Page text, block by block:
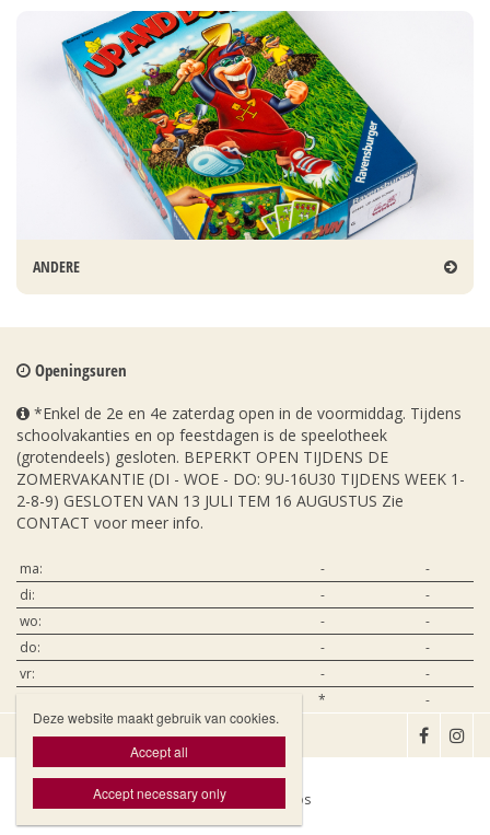
ANDERE
Openingsuren
*Enkel de 2e en 4e zaterdag open in de voormiddag. Tijdens
schoolvakanties en op feestdagen is de speelotheek
(grotendeels) gesloten. BEPERKT OPEN TIJDENS DE
ZOMERVAKANTIE (DI - WOE - DO: 9U-16U30 TIJDENS WEEK 1-
2-8-9) GESLOTEN VAN 13 JULI TEM 16 AUGUSTUS Zie
CONTACT voor meer info.
ma: -
-
di:
-
-
wo:
-
-
do:
-
-
vr:
-
-
* -
Website door Livalos
Deze website maakt gebruik van cookies.
Accept all
Accept necessary only